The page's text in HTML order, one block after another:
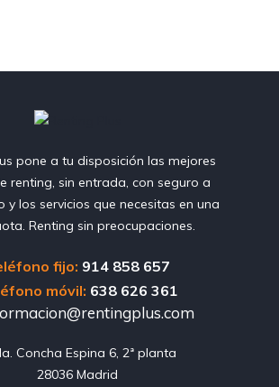
pone a tu disposición las mejores
renting, sin entrada, con seguro a
y los servicios que necesitas en una
Renting sin preocupaciones.
fijo: 914 858 657
móvil: 638 626 361
Concha Espina 6, 2ª planta
28036 Madrid